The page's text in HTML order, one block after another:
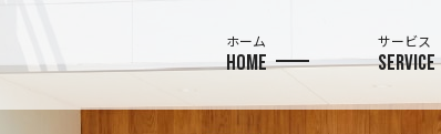
ホーム
HOME
サービス
SERVICE